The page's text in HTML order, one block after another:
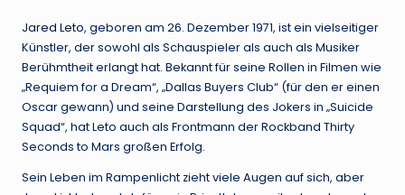
Jared Leto, geboren am 26. Dezember 1971, ist ein vielseitiger
Künstler, der sowohl als Schauspieler als auch als Musiker
Berühmtheit erlangt hat. Bekannt für seine Rollen in Filmen wie
„Requiem for a Dream“, „Dallas Buyers Club“ (für den er einen
Oscar gewann) und seine Darstellung des Jokers in „Suicide
Squad“, hat Leto auch als Frontmann der Rockband Thirty
Seconds to Mars großen Erfolg.
Sein Leben im Rampenlicht zieht viele Augen auf sich, aber